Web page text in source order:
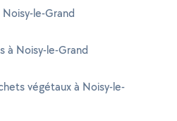
le-Grand
à Noisy-le-Grand
végétaux à Noisy-le-